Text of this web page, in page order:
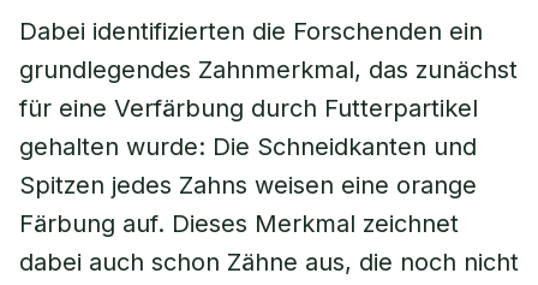
Dabei identifizierten die Forschenden ein
grundlegendes Zahnmerkmal, das zunächst
für eine Verfärbung durch Futterpartikel
gehalten wurde: Die Schneidkanten und
Spitzen jedes Zahns weisen eine orange
Färbung auf. Dieses Merkmal zeichnet
dabei auch schon Zähne aus, die noch nicht